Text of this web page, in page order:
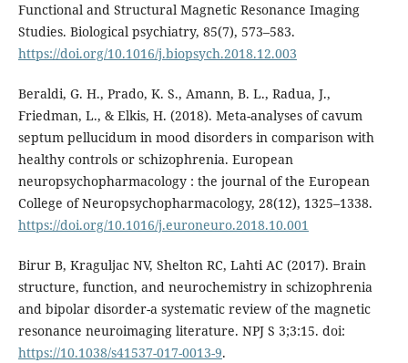
Functional and Structural Magnetic Resonance Imaging
Studies. Biological psychiatry, 85(7), 573–583.
https://doi.org/10.1016/j.biopsych.2018.12.003
Beraldi, G. H., Prado, K. S., Amann, B. L., Radua, J.,
Friedman, L., & Elkis, H. (2018). Meta-analyses of cavum
septum pellucidum in mood disorders in comparison with
healthy controls or schizophrenia. European
neuropsychopharmacology : the journal of the European
College of Neuropsychopharmacology, 28(12), 1325–1338.
https://doi.org/10.1016/j.euroneuro.2018.10.001
Birur B, Kraguljac NV, Shelton RC, Lahti AC (2017). Brain
structure, function, and neurochemistry in schizophrenia
and bipolar disorder-a systematic review of the magnetic
resonance neuroimaging literature. NPJ S 3;3:15. doi:
https://10.1038/s41537-017-0013-9.